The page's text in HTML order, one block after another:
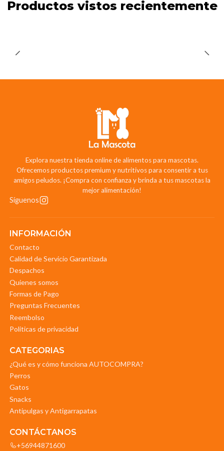
Productos vistos recientemente
Explora nuestra tienda online de alimentos para mascotas.
Ofrecemos productos premium y nutritivos para consentir a tus
amigos peludos. ¡Compra con confianza y brinda a tus mascotas la
mejor alimentación!
Síguenos
INFORMACIÓN
Contacto
Calidad de Servicio Garantizada
Despachos
Quienes somos
Formas de Pago
Preguntas Frecuentes
Reembolso
Politicas de privacidad
CATEGORIAS
¿Qué es y cómo funciona AUTOCOMPRA?
Perros
Gatos
Snacks
Antipulgas y Antigarrapatas
CONTÁCTANOS
+56944871600